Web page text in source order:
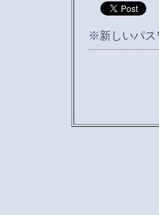
※新しいパス